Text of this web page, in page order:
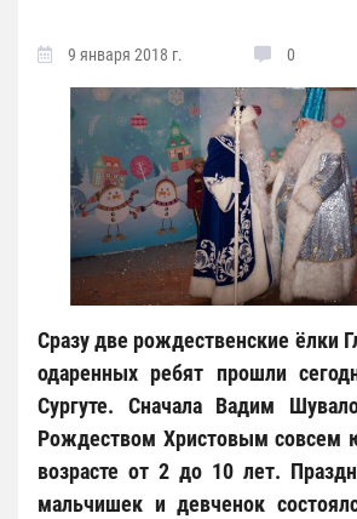
9 января 2018 г. 0
Сразу две рождественские ёлки
одаренных ребят прошли
Сургуте. Сначала Вадим
Рождеством Христовым совсем
возрасте от 2 до 10 лет.
мальчишек и девченок